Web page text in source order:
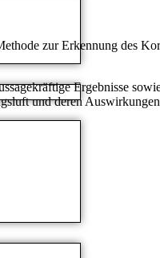
zur Erkennung des
Ergebnisse
und deren